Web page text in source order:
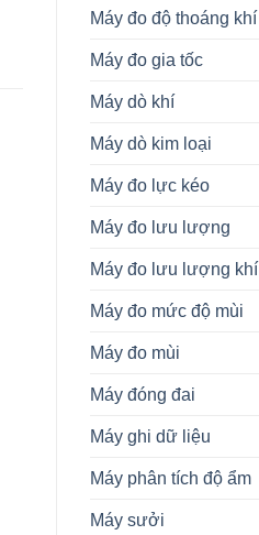
Máy đo độ thoáng khí
Máy đo gia tốc
Máy dò khí
Máy dò kim loại
Máy đo lực kéo
Máy đo lưu lượng
Máy đo lưu lượng khí
Máy đo mức độ mùi
Máy đo mùi
Máy đóng đai
Máy ghi dữ liệu
Máy phân tích độ ẩm
Máy sưởi
CẢM BIẾN
AA21RA1FDATDJB3U Cảm
Biến Áp Suất E+H Vietnam